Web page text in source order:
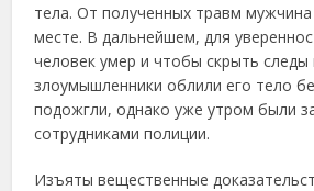
тела. От полученных травм мужчина
месте. В дальнейшем, для
человек умер и чтобы скрыть следы
злоумышленники облили его тело
подожгли, однако уже утром были
сотрудниками полиции.
Изъяты вещественные